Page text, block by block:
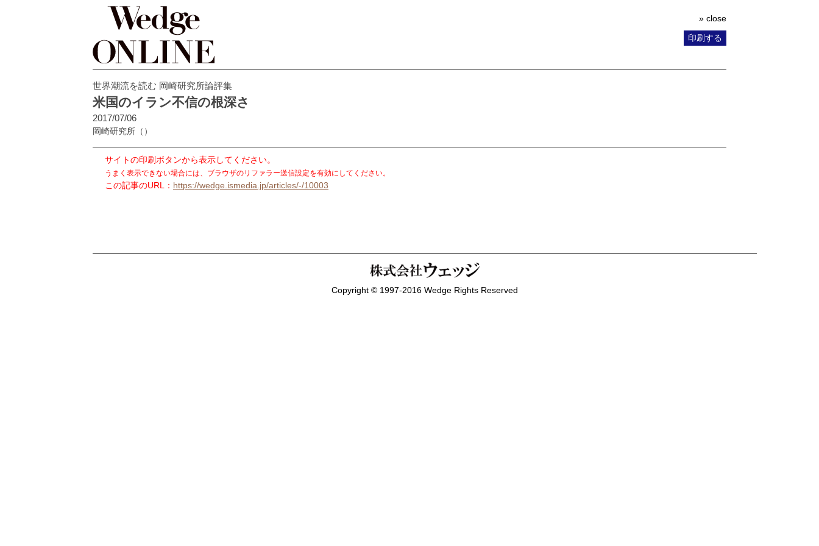
» close
印刷する
世界潮流を読む 岡崎研究所論評集
米国のイラン不信の根深さ
2017/07/06
岡崎研究所 （）
サイトの印刷ボタンから表示してください。
うまく表示できない場合には、ブラウザのリファラー送信設定を有効にしてください。
この記事のURL： https://wedge.ismedia.jp/articles/-/10003
Copyright © 1997-2016 Wedge Rights Reserved